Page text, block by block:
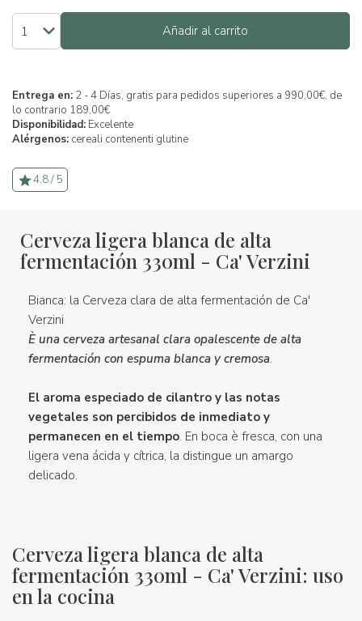
Añadir al carrito
Entrega en: 2 - 4 Días, gratis para pedidos superiores a 990,00€, de
lo contrario 189,00€
Disponibilidad: Excelente
Alérgenos: cereali contenenti glutine
4.8 / 5
Cerveza ligera blanca de alta
fermentación 330ml - Ca' Verzini
Bianca: la Cerveza clara de alta fermentación de Ca'
Verzini
È una cerveza artesanal clara opalescente de alta
fermentación con espuma blanca y cremosa.
El aroma especiado de cilantro y las notas
vegetales son percibidos de inmediato y
permanecen en el tiempo. En boca è fresca, con una
ligera vena ácida y cítrica, la distingue un amargo
delicado.
Cerveza ligera blanca de alta
fermentación 330ml - Ca' Verzini: uso
en la cocina